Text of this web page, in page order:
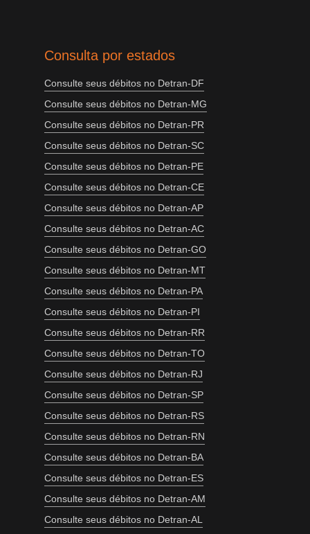
Consulta por estados
Consulte seus débitos no Detran-DF
Consulte seus débitos no Detran-MG
Consulte seus débitos no Detran-PR
Consulte seus débitos no Detran-SC
Consulte seus débitos no Detran-PE
Consulte seus débitos no Detran-CE
Consulte seus débitos no Detran-AP
Consulte seus débitos no Detran-AC
Consulte seus débitos no Detran-GO
Consulte seus débitos no Detran-MT
Consulte seus débitos no Detran-PA
Consulte seus débitos no Detran-PI
Consulte seus débitos no Detran-RR
Consulte seus débitos no Detran-TO
Consulte seus débitos no Detran-RJ
Consulte seus débitos no Detran-SP
Consulte seus débitos no Detran-RS
Consulte seus débitos no Detran-RN
Consulte seus débitos no Detran-BA
Consulte seus débitos no Detran-ES
Consulte seus débitos no Detran-AM
Consulte seus débitos no Detran-AL